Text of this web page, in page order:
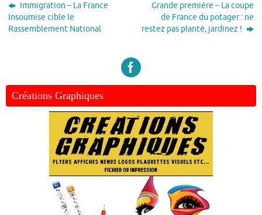
Immigration – La France
Insoumise cible le
Rassemblement National
Grande première – La coupe
de France du potager : ne
restez pas planté, jardinez !
Créations Graphiques